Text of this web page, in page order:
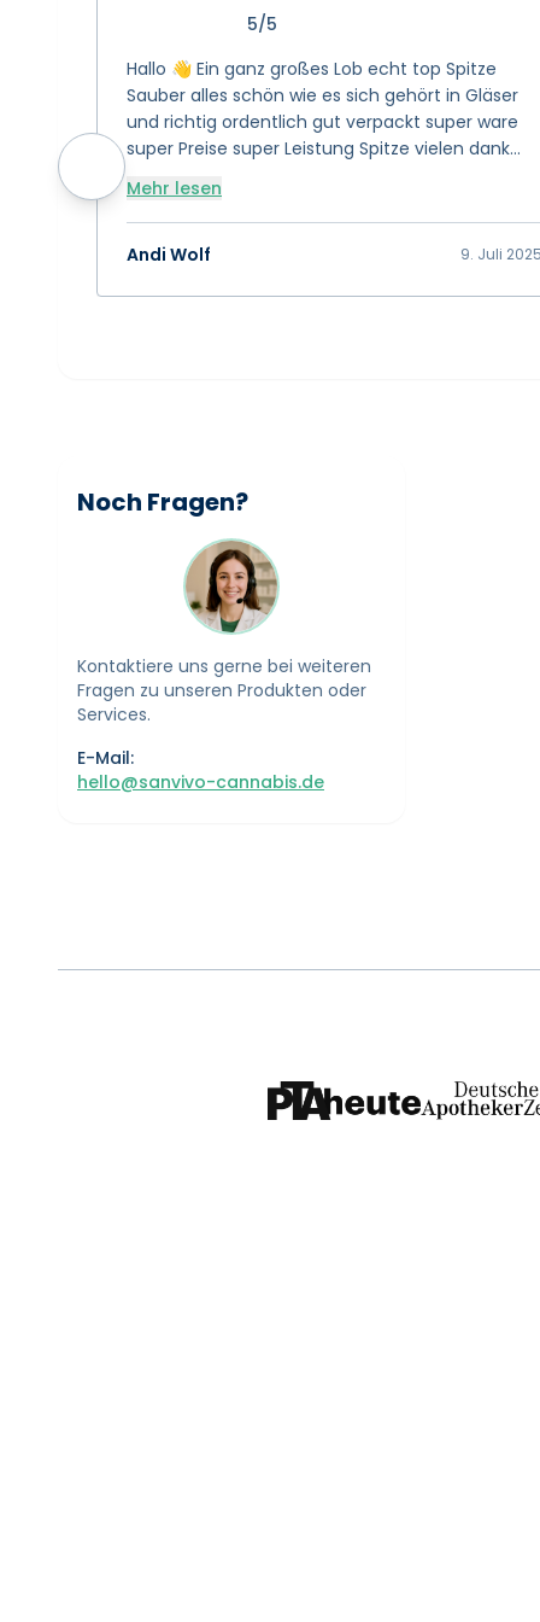
5/5
Hallo 👋 Ein ganz großes Lob echt top Spitze
Sauber alles schön wie es sich gehört in Gläser
und richtig ordentlich gut verpackt super ware
super Preise super Leistung Spitze vielen dank
das euch gibt 👍 Bewertung 15/10 👍👍👍
Mehr lesen
Andi Wolf 9. Juli
Noch Fragen?
Kontaktiere uns gerne bei weiteren
Fragen zu unseren Produkten oder
Services.
E-Mail:
hello@sanvivo-cannabis.de